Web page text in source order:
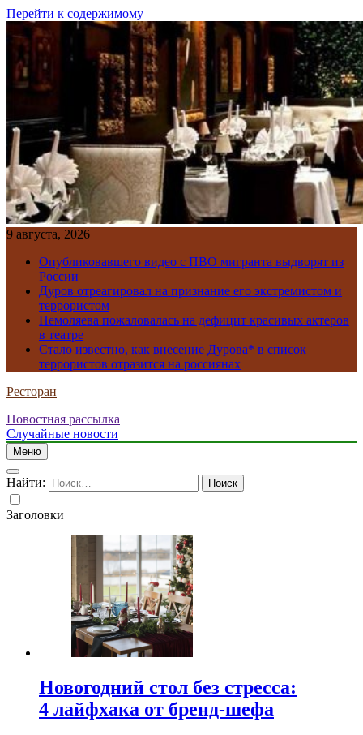
Перейти к содержимому
9 августа, 2026
Опубликовавшего видео с ПВО мигранта выдворят из
России
Дуров отреагировал на признание его экстремистом и
террористом
Немоляева пожаловалась на дефицит красивых актеров
в театре
Стало известно, как внесение Дурова* в список
террористов отразится на россиянах
Ресторан
Новостная рассылка
Случайные новости
Меню
Найти:
Заголовки
Новогодний стол без стресса:
4 лайфхака от бренд-шефа